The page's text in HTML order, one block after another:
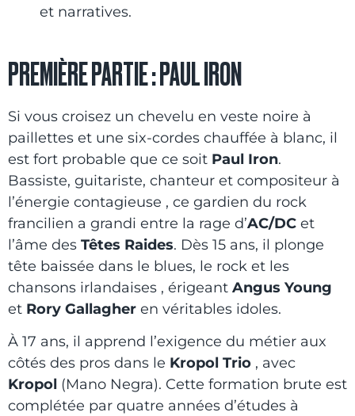
et narratives.
PREMIÈRE PARTIE : PAUL IRON
Si vous croisez un chevelu en veste noire à
paillettes et une six-cordes chauffée à blanc, il
est fort probable que ce soit Paul Iron.
Bassiste, guitariste, chanteur et compositeur à
l’énergie contagieuse , ce gardien du rock
francilien a grandi entre la rage d’AC/DC et
l’âme des Têtes Raides. Dès 15 ans, il plonge
tête baissée dans le blues, le rock et les
chansons irlandaises , érigeant Angus Young
et Rory Gallagher en véritables idoles.
À 17 ans, il apprend l’exigence du métier aux
côtés des pros dans le Kropol Trio , avec
Kropol (Mano Negra). Cette formation brute est
complétée par quatre années d’études à